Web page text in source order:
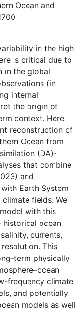
Ocean and
in the high
is critical due to
in the global
(in
internal
the origin of
context. Here
reconstruction of
Ocean from
(DA)-
that combine
and
Earth System
fields. We
with this
historical ocean
currents,
This
term physically
frequency climate
and potentially
models as well